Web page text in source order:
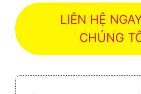
LIÊN HỆ
CHÚNG